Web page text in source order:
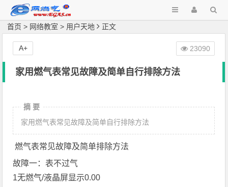
首页 > 网络教室 > 用户天地 正文
家用燃气表常见故障及简单自行排除方法
摘 要
家用燃气表常见故障及简单自行排除方法
燃气表常见故障及简单排除方法
故障一：表不过气
1无燃气/液晶屏显示0.00
23090
A+